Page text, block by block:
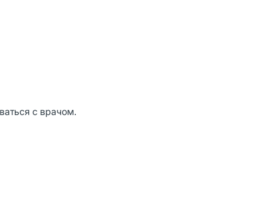
с врачом.